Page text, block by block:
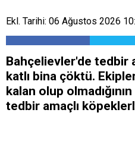
Ekl. Tarihi: 06 Ağustos 2026
Bahçelievler'de tedbir
katlı bina çöktü.
kalan olup
tedbir amaçlı